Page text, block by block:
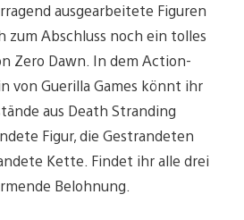
ausgearbeitete Figuren
zum Abschluss noch ein tolles
Zero Dawn. In dem Action-
von Guerilla Games könnt ihr
aus Death Stranding
Figur, die Gestrandeten
Kette. Findet ihr alle drei
Belohnung.